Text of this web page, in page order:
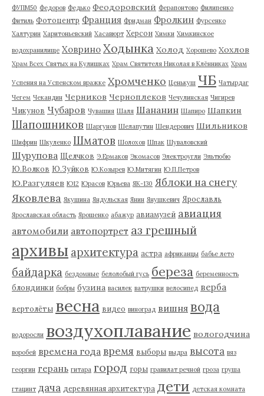
ФУПМ50 Федоров Федько Феодоровский Ферапонтово Филипенко
Фитиль Фотоцентр Франция Фридман Фролкин Фурсенко
Халтурин Харитоньевский Хасавюрт Херсон Химки Химкинское
водохранилище Ховрино Ходынка Холод Хорошево Хохлов
Храм Всех Святых на Кулишках Храм Святителя Николая в Клённиках Храм
Успения на Успенском вражке Хромченко Ценькуш ЧБ Чатырдаг
Чегем Чекандин Черников Черноплеков Чечулинская Чигирев
Чикунов Чубаров Чувашия Шаля Шананин Шапиро Шапкин
Шапошников Шаргунов Шелапутин Шендерович Шильников
Шифрин Шкуленко Шматов Шолохов Шпак Шуваловский
Шурупова Щелчков Э.Ермаков Экомасов Электроугли Эльтюбю
Ю.Волков Ю.Зуйков Ю.Козырев Ю.Митягин Ю.П.Петров
Ю.Разгуляев Ю12 Юрасов Юрьева ЯК-130 Яблоки на снегу
Яковлева Якушина Яндульская Янин Янушкевич Ярославль
Ярославская область Ярошенко абажур авиамузей авиация
автомобили автопортрет аз грешный
архивы архитектура астра африканцы бабье лето
байдарка бездомные белолобый гусь береза беременность
блондинки бобры бузина василек ватрушки велосипед верба
вертолёты весна видео виноград вишня вода
водоросли воздухоплавание вологодчина
воробей времена года время выборы выдра высота вяз
георгин герань гитара город горы гравилат речной гроза груша
гтацинт дача деревянная архитектура дети детская комната